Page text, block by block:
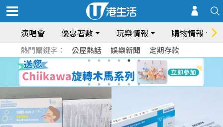
演唱會 優惠著數 玩樂情報 購物情報
熱門關鍵字： 公屋熱話 娛樂新聞 定期存款